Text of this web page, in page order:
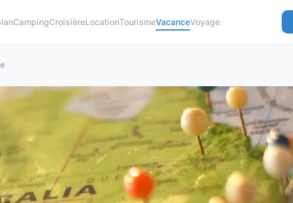
CampingCroisièreLocationTourismeVacanceVoyage